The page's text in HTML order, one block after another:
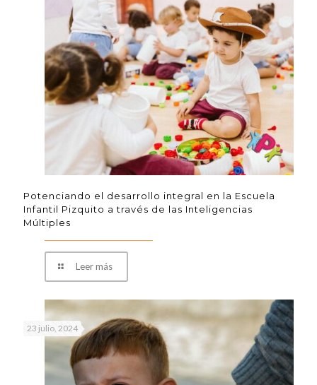
Potenciando el desarrollo integral en la Escuela
Infantil Pizquito a través de las Inteligencias
Múltiples
Leer más
23 julio, 2024